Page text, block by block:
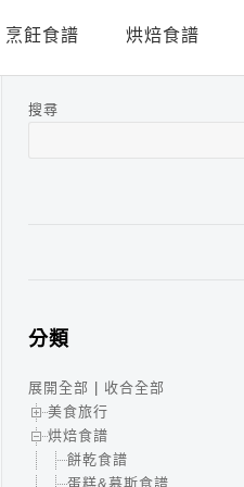
烹飪食譜 烘焙食譜
搜尋
分類
展開全部
收合全部
美食旅行
烘焙食譜
餅乾食譜
蛋糕&慕斯食譜